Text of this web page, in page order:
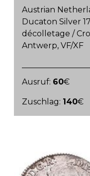
Austrian
Ducaton Silver
décolletage /
Antwerp, VF/XF
Ausruf: 60€
Zuschlag: 140€